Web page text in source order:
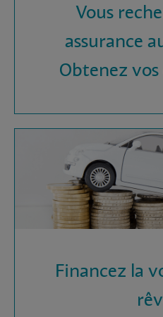
Vous
assurance
Obtenez
Financez la